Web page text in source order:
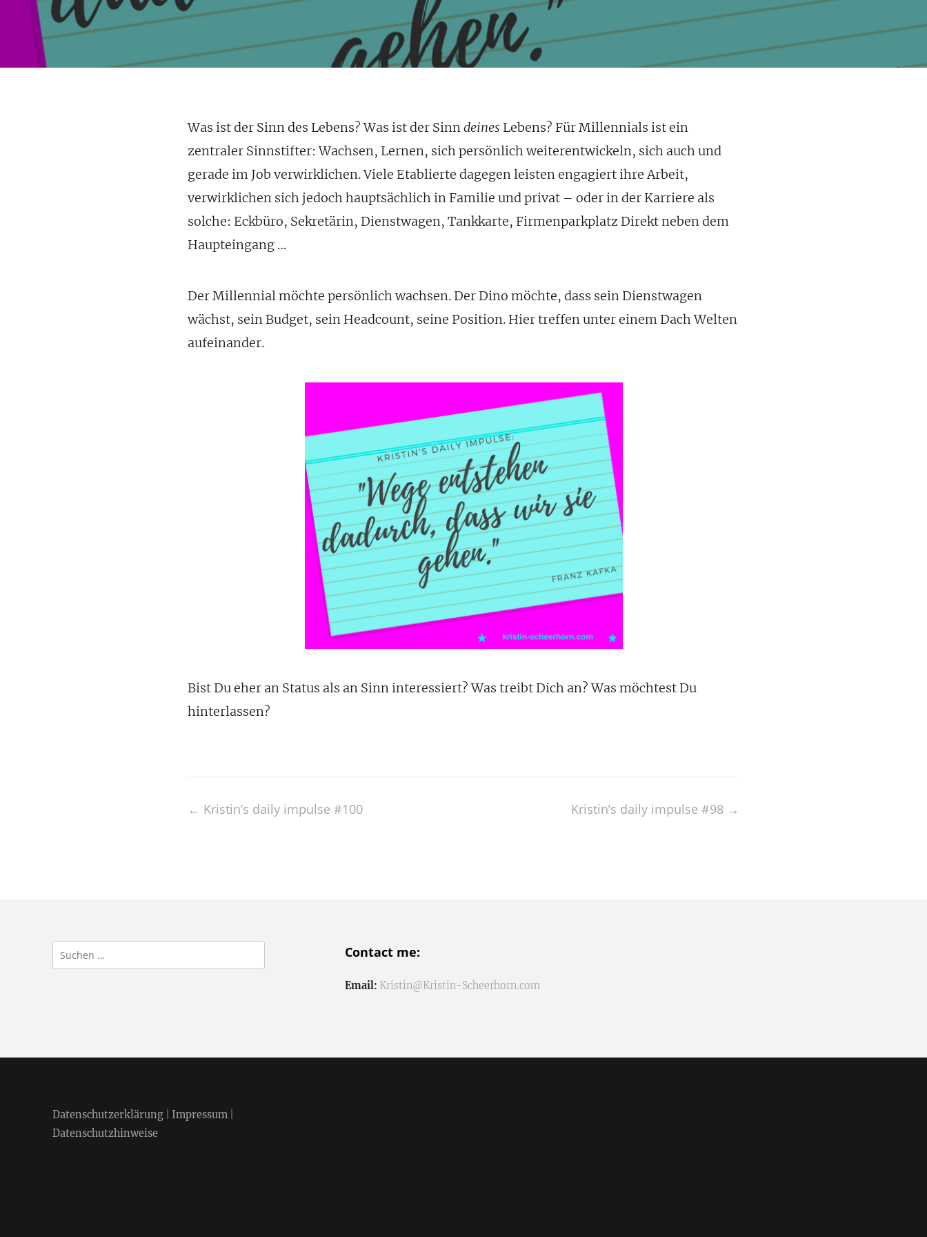
Was ist der Sinn des Lebens? Was ist der Sinndeines Lebens? Für Millennials ist ein
zentraler Sinnstifter: Wachsen, Lernen, sich persönlich weiterentwickeln, sich auch und
gerade im Job verwirklichen. Viele Etablierte dagegenleisten engagiert ihre Arbeit,
verwirklichen sich jedoch hauptsächlich in Familie und privat – oder in der Karriere als
solche: Eckbüro, Sekretärin, Dienstwagen, Tankkarte, Firmenparkplatz Direkt neben dem
Haupteingang …
Der Millennial möchte persönlich wachsen. Der Dino möchte, dass sein Dienstwagen
wächst, sein Budget, sein Headcount, seine Position. Hier treffen unter einem Dach Welten
aufeinander.
Bist Du eher an Status als an Sinn interessiert? Was treibt Dich an? Was möchtest Du
hinterlassen?
← Kristin’s daily impulse #100 Kristin’s daily impulse #98 →
Suchen
nach:
Contact me:
Email: Kristin@Kristin-Scheerhorn.com
Datenschutzerklärung| Impressum|
Datenschutzhinweise